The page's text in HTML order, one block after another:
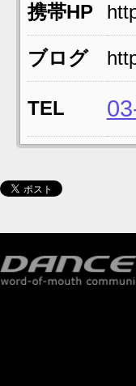
携帯HP
ブログ
TEL